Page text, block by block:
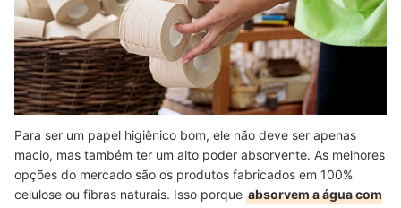
Para ser um papel higiênico bom, ele não deve ser apenas
macio, mas também ter um alto poder absorvente. As melhores
opções do mercado são os produtos fabricados em 100%
celulose ou fibras naturais. Isso porque absorvem a água com